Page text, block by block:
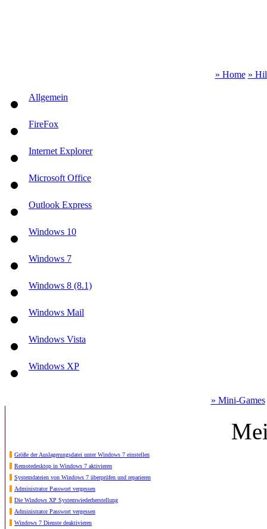
» Home »
Allgemein
FireFox
Internet Explorer
Microsoft Office
Outlook Express
Windows 10
Windows 7
Windows 8 (8.1)
Windows Mail
Windows Vista
Windows XP
» Mini-Games
Größe der Auslagerungsdatei unter Windows 7 einstellen
Remotedesktop in Windows 7 aktivieren
Systemdateien von Windows 7 überprüfen und reparieren
Administrator Passwort vergessen
Die Windows XP Systemwiederherstellung
Administrator Passwort vergessen
Windows 7 Dienste deaktivieren